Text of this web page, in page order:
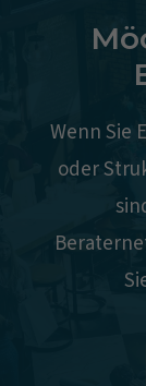
alle Seiten
Wenn Sie
oder